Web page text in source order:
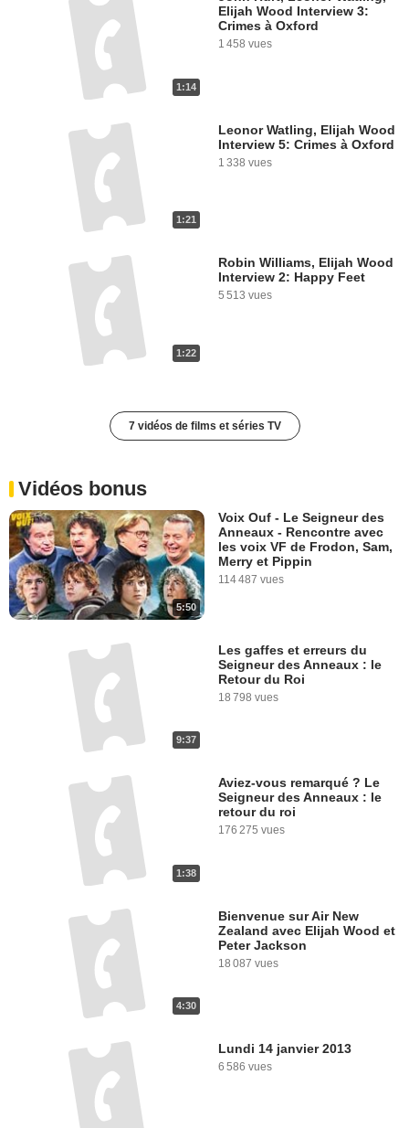
1:14
Elijah Wood Interview 3:
Crimes à Oxford
1 458 vues
1:21
Leonor Watling, Elijah Wood
Interview 5: Crimes à Oxford
1 338 vues
1:22
Robin Williams, Elijah Wood
Interview 2: Happy Feet
5 513 vues
7 vidéos de films et séries TV
Vidéos bonus
5:50
Voix Ouf - Le Seigneur des
Anneaux - Rencontre avec
les voix VF de Frodon, Sam,
Merry et Pippin
114 487 vues
9:37
Les gaffes et erreurs du
Seigneur des Anneaux : le
Retour du Roi
18 798 vues
1:38
Aviez-vous remarqué ? Le
Seigneur des Anneaux : le
retour du roi
176 275 vues
4:30
Bienvenue sur Air New
Zealand avec Elijah Wood et
Peter Jackson
18 087 vues
Lundi 14 janvier 2013
6 586 vues